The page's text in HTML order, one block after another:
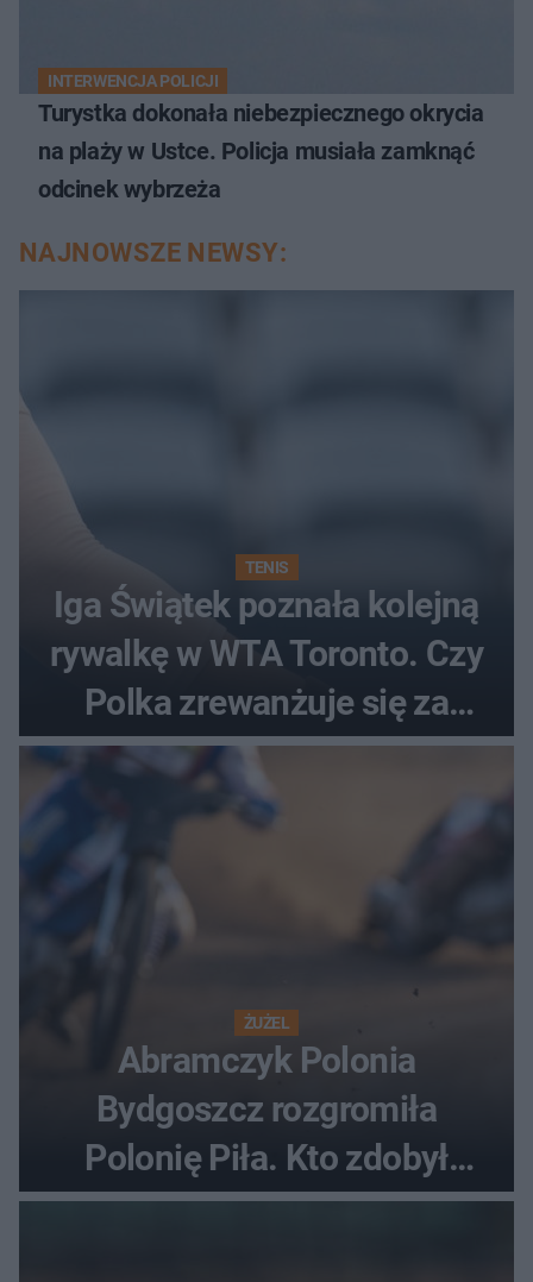
INTERWENCJA POLICJI
Turystka dokonała niebezpiecznego okrycia
na plaży w Ustce. Policja musiała zamknąć
odcinek wybrzeża
NAJNOWSZE NEWSY:
TENIS
Iga Świątek poznała kolejną
rywalkę w WTA Toronto. Czy
Polka zrewanżuje się za
ostatnią porażkę?
ŻUŻEL
Abramczyk Polonia
Bydgoszcz rozgromiła
Polonię Piła. Kto zdobył
najwięcej punktów?